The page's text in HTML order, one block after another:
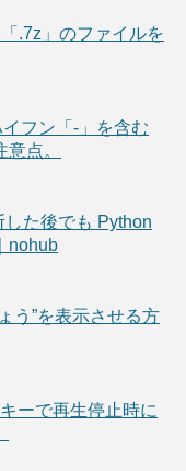
.7z」のファイルを
イフン「-」を含む
点。
した後でも Python
nohub
う”を表示させる方
ーで再生停止時に